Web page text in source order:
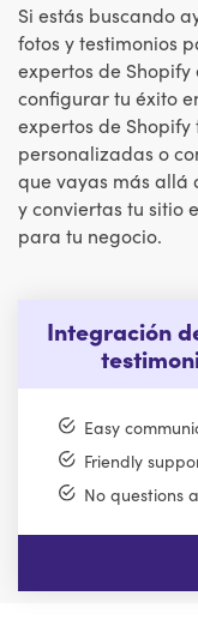
Si estás buscando
fotos y testimonios
expertos de
configurar tu éxito
expertos de
personalizadas o
que vayas más allá
y conviertas tu sitio
para tu negocio.
Integración
Easy
Friendly
No questions